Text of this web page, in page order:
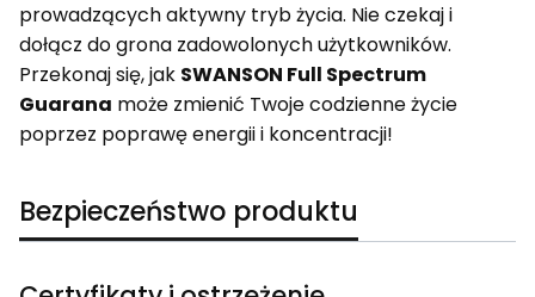
prowadzących aktywny tryb życia. Nie czekaj i
dołącz do grona zadowolonych użytkowników.
Przekonaj się, jak SWANSON Full Spectrum
Guarana może zmienić Twoje codzienne życie
poprzez poprawę energii i koncentracji!
Bezpieczeństwo produktu